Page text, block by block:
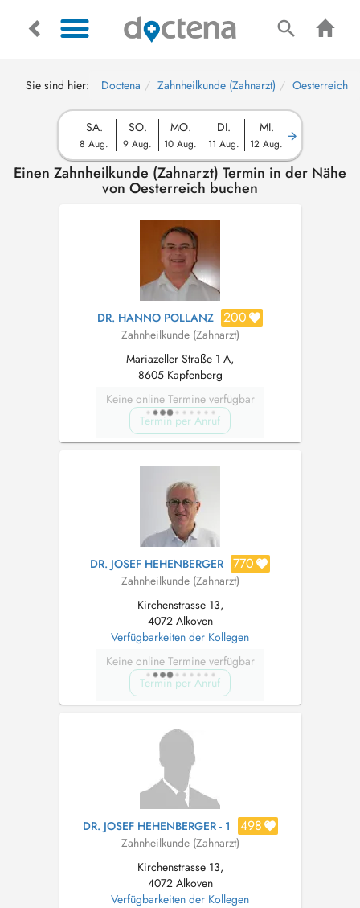
Sie sind hier: Doctena Zahnheilkunde (Zahnarzt) Oesterreich
SA.
8 Aug.
SO.
9 Aug.
MO.
10 Aug.
DI.
11 Aug.
MI.
12 Aug.
Einen Zahnheilkunde (Zahnarzt) Termin in der Nähe
von Oesterreich buchen
DR. HANNO POLLANZ 200
Zahnheilkunde (Zahnarzt)
Mariazeller Straße 1 A,
8605 Kapfenberg
Keine online Termine verfügbar
Termin per Anruf
DR. JOSEF HEHENBERGER 770
Zahnheilkunde (Zahnarzt)
Kirchenstrasse 13,
4072 Alkoven
Verfügbarkeiten der Kollegen
Keine online Termine verfügbar
Termin per Anruf
DR. JOSEF HEHENBERGER - 1 498
Zahnheilkunde (Zahnarzt)
Kirchenstrasse 13,
4072 Alkoven
Verfügbarkeiten der Kollegen